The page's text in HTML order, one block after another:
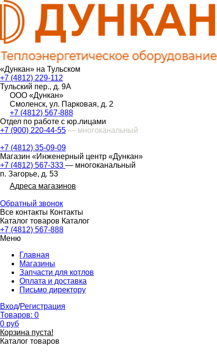
«Дункан» на Тульском
+7 (4812) 229-112
Тульский пер., д. 9А
ООО «Дункан»
Смоленск, ул. Парковая, д. 2
+7 (4812) 567-888
Отдел по работе с юр.лицами
+7 (900) 220-44-55 — многоканальный
+7 (4812) 35-09-09
Магазин «Инженерный центр «Дункан»
+7 (4812) 567-333 — многоканальный
п. Загорье, д. 53
Адреса магазинов
Обратный звонок
Все контакты Контакты
Каталог товаров Каталог
+7 (4812) 567-888
Меню
Главная
Магазины
Запчасти для котлов
Оплата и доставка
Письмо директору
Вход/Регистрация
Товаров: 0
0 руб
Корзина пуста!
Каталог товаров